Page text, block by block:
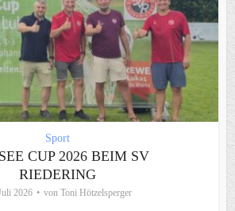
Sport
CUP 2026 BEIM SV
RIEDERING
2026 von Toni Hötzelsperger